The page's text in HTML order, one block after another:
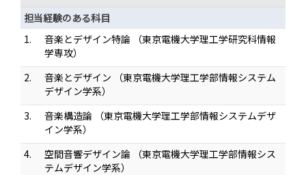
担当経験のある科目
1.
音楽とデザイン特論 （東京電機大学理工学研究科情報
学専攻）
2.
音楽とデザイン （東京電機大学理工学部情報システム
デザイン学系）
3.
音楽構造論 （東京電機大学理工学部情報システムデザ
イン学系）
4.
空間音響デザイン論 （東京電機大学理工学部情報シス
テムデザイン学系）